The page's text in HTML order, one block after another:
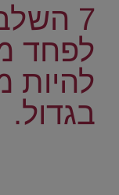
7
לפחד
להיות
בגדול.